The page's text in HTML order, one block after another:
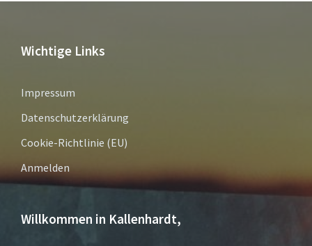
Wichtige Links
Impressum
Datenschutzerklärung
Cookie-Richtlinie (EU)
Anmelden
Willkommen in Kallenhardt,